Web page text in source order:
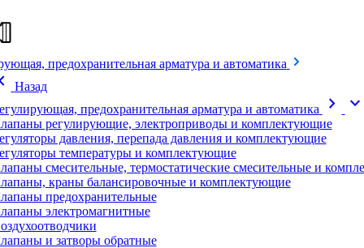
предохранительная арматура и автоматика
Назад
предохранительная арматура и автоматика
chevron_right expand_more
регулирующие, электроприводы и комплектующие
давления, перепада давления и комплектующие
температуры и комплектующие
смесительные, термостатические смесительные и
краны балансировочные и комплектующие
предохранительные
электромагнитные
и затворы обратные